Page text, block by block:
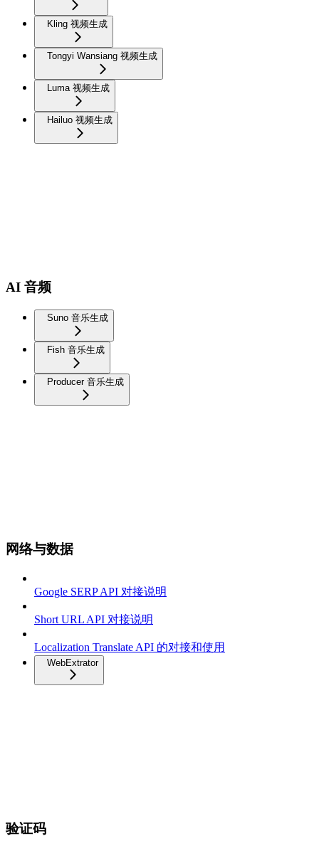
Kling 视频生成
Tongyi Wansiang 视频生成
Luma 视频生成
Hailuo 视频生成
AI 音频
Suno 音乐生成
Fish 音乐生成
Producer 音乐生成
网络与数据
Google SERP API 对接说明
Short URL API 对接说明
Localization Translate API 的对接和使用
WebExtrator
验证码